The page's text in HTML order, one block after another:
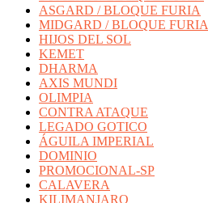
ASGARD / BLOQUE FURIA
MIDGARD / BLOQUE FURIA
HIJOS DEL SOL
KEMET
DHARMA
AXIS MUNDI
OLIMPIA
CONTRA ATAQUE
LEGADO GOTICO
ÁGUILA IMPERIAL
DOMINIO
PROMOCIONAL-SP
CALAVERA
KILIMANJARO